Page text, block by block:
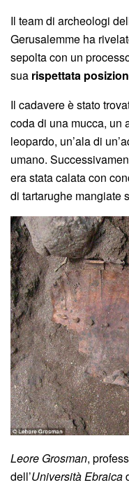
Il team di archeologi
Gerusalemme ha
sepolta con un
sua rispettata
Il cadavere è stato
coda di una mucca, un
leopardo, un’ala di
umano.
era stata calata con
di tartarughe mangiate
Leore Grosman,
dell’Università Ebraica